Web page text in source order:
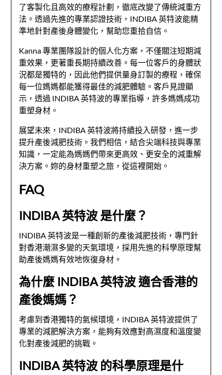
了客製化且高效的療程計劃，徹底改變了傳統減重方
法。透過先進的專業認證技術，INDIBA 英特波能精
準地針對產後身體變化，幫助您重拾自信。
Kanna 專業團隊設計的個人化方案，不僅關注短期減
重效果，更著重長期持續改善。每一位客戶的身體狀
況都是獨特的，因此他們提供量身訂製的療程，確保
每一位媽媽都能獲得最佳的減肥體驗。客戶見證顯
示，透過 INDIBA 英特波的專業指導，許多媽媽成功
重塑身材。
展望未來，INDIBA 英特波將持續投入研發，進一步
提升產後減肥技術。我們相信，結合尖端科技與專業
知識，一定能為媽媽們帶來更高效、更安全的減重解
決方案。妳的身材重塑之旅，從這裡開始。
FAQ
INDIBA 英特波 是什麼？
INDIBA 英特波是一種創新的產後減肥技術，專門針
對香港潮濕多變的天氣環境，採用先進的科學原理幫
助產後媽媽有效地恢復身材。
為什麼 INDIBA 英特波 適合香港的
產後媽媽？
考慮到香港獨特的氣候環境，INDIBA 英特波提供了
專業的減肥解決方案，能夠有效應對高濕度和溫度變
化對產後減肥的挑戰。
INDIBA 英特波 的科學原理是什